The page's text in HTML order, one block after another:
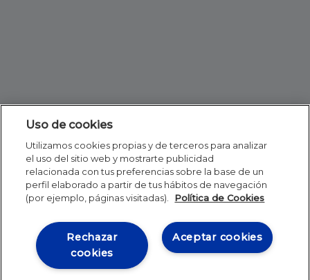
Uso de cookies
Utilizamos cookies propias y de terceros para analizar
el uso del sitio web y mostrarte publicidad
relacionada con tus preferencias sobre la base de un
perfil elaborado a partir de tus hábitos de navegación
(por ejemplo, páginas visitadas).
Política de Cookies
Aceptar cookies
Rechazar
cookies